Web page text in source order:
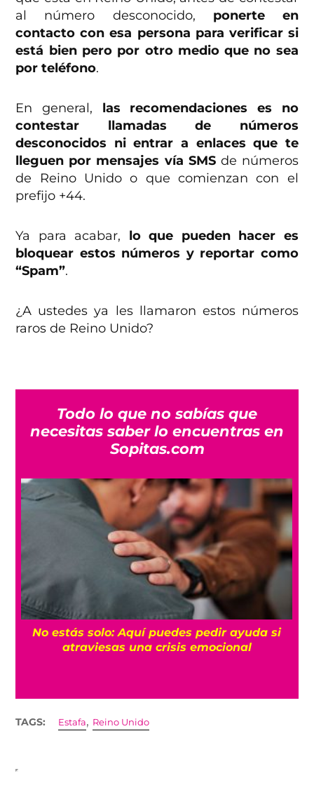
al número desconocido, ponerte en
contacto con esa persona para verificar si
está bien pero por otro medio que no sea
por teléfono.
En general, las recomendaciones es no
contestar llamadas de números
desconocidos ni entrar a enlaces que te
lleguen por mensajes vía SMSde números
de Reino Unido o que comienzan con el
prefijo +44.
Ya para acabar, lo que pueden hacer es
bloquear estos números y reportar como
“Spam”.
¿A ustedes ya les llamaron estos números
raros de Reino Unido?
Todo lo que no sabías que
necesitas saber lo encuentras en
Sopitas.com
No estás solo: Aquí puedes pedir ayuda si
atraviesas una crisis emocional
TAGS: Estafa, Reino Unido